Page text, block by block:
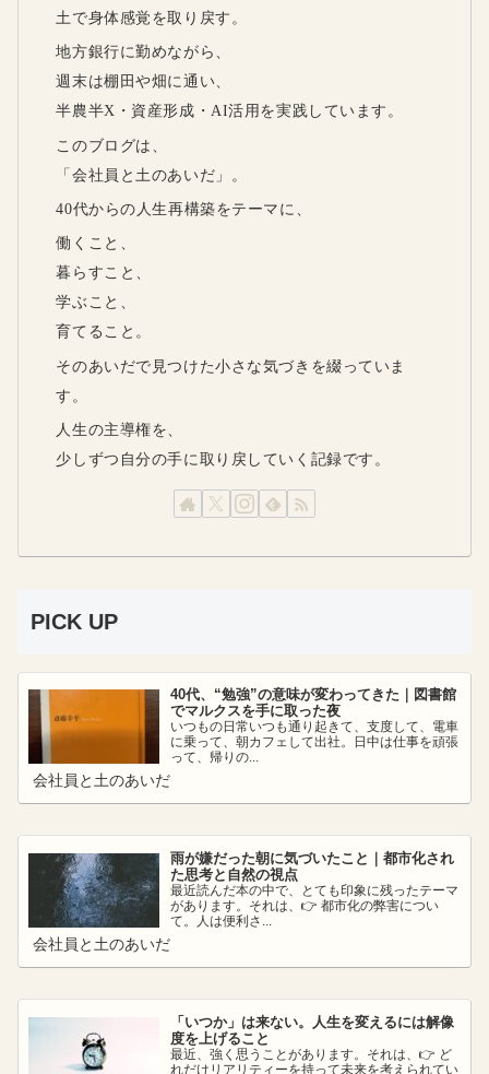
土で身体感覚を取り戻す。
地方銀行に勤めながら、
週末は棚田や畑に通い、
半農半X・資産形成・AI活用を実践しています。
このブログは、
「会社員と土のあいだ」。
40代からの人生再構築をテーマに、
働くこと、
暮らすこと、
学ぶこと、
育てること。
そのあいだで見つけた小さな気づきを綴っていま
す。
人生の主導権を、
少しずつ自分の手に取り戻していく記録です。
PICK UP
40代、“勉強”の意味が変わってきた｜図書館
でマルクスを手に取った夜
いつもの日常いつも通り起きて、支度して、電車
に乗って、朝カフェして出社。日中は仕事を頑張
って、帰りの...
会社員と土のあいだ
雨が嫌だった朝に気づいたこと｜都市化され
た思考と自然の視点
最近読んだ本の中で、とても印象に残ったテーマ
があります。それは、👉 都市化の弊害につい
て。人は便利さ...
会社員と土のあいだ
「いつか」は来ない。人生を変えるには解像
度を上げること
最近、強く思うことがあります。それは、👉 ど
れだけリアリティーを持って未来を考えられてい